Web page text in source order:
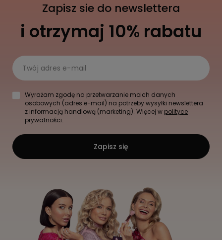
Zapisz sie do newslettera
i otrzymaj 10% rabatu
Twój adres e-mail
Wyrażam zgodę na przetwarzanie moich danych
osobowych (adres e-mail) na potrzeby wysyłki newslettera
z informacją handlową (marketing). Więcej w polityce
prywatności.
Zapisz się